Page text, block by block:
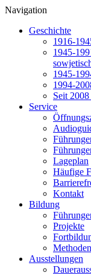
Navigation
Geschichte
1916-
1945-
1945-
1994-
Seit
Service
Lageplan
Häufige
Kontakt
Bildung
Projekte
Ausstellungen